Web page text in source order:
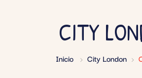
CITY
Inicio City London